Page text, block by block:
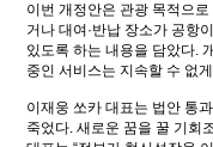
이번 개정안은 관광 목적으
거나 대여·반납 장소가 공항
있도록 하는 내용을 담았다.
중인 서비스는 지속할 수 없
이재웅 쏘카 대표는 법안 통
죽었다. 새로운 꿈을 꿀 기회